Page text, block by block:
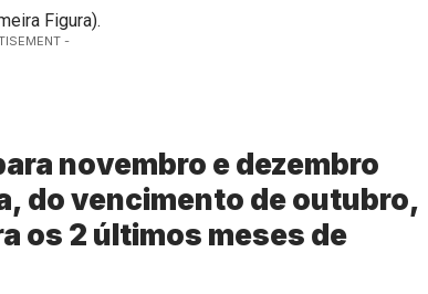
Figura).
-
novembro e dezembro
do vencimento de outubro,
os 2 últimos meses de